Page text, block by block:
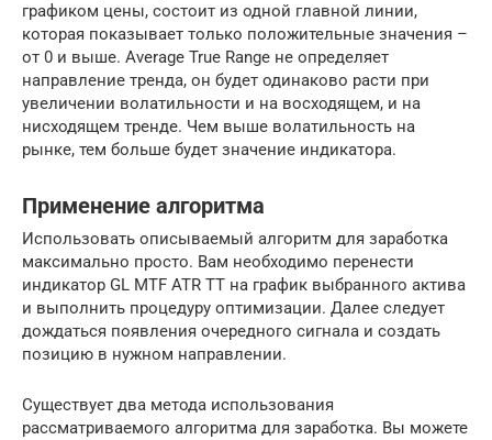
графиком цены, состоит из одной главной линии,
которая показывает только положительные значения –
от 0 и выше. Average True Range не определяет
направление тренда, он будет одинаково расти при
увеличении волатильности и на восходящем, и на
нисходящем тренде. Чем выше волатильность на
рынке, тем больше будет значение индикатора.
Применение алгоритма
Использовать описываемый алгоритм для заработка
максимально просто. Вам необходимо перенести
индикатор GL MTF ATR TT на график выбранного актива
и выполнить процедуру оптимизации. Далее следует
дождаться появления очередного сигнала и создать
позицию в нужном направлении.
Существует два метода использования
рассматриваемого алгоритма для заработка. Вы можете